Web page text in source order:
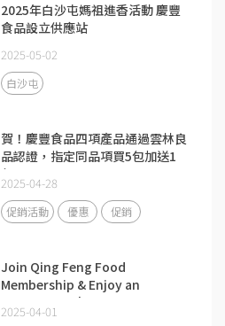
2025年白沙屯媽祖進香活動 慶豐
食品設立供應站
2025-05-02
白沙屯
賀！慶豐食品四項產品通過雲林良
品認證，指定同品項買5包加送1
包。
2025-04-28
促銷活動 優惠 促銷
Join Qing Feng Food
Membership & Enjoy an
Exclusive NT$50 Birthday Gift.
2025-04-01